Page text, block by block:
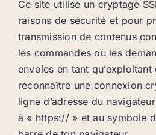
Ce site utilise un cryptage
raisons de sécurité et pour
transmission de contenus
les commandes ou les
envoies en tant
reconnaître une connexion
ligne d’adresse du
à « https:// » et au symbole